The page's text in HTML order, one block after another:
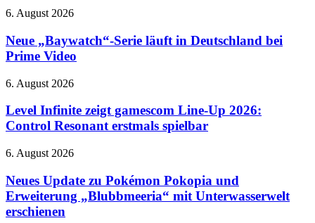
soll
im
September
Neue
Serie
läuft
in
bei
Video
6. August 2026
Neue „Baywatch“-Serie läuft in Deutschland bei
Prime Video
Level
zeigt
gamescom
Line-
2026:
Resonant
erstmals
spielbar
6. August 2026
Level Infinite zeigt gamescom Line-Up 2026:
Control Resonant erstmals spielbar
Neues
zu
Pokémon
Pokopia
und
6. August 2026
Neues Update zu Pokémon Pokopia und
Erweiterung „Blubbmeeria“ mit Unterwasserwelt
erschienen